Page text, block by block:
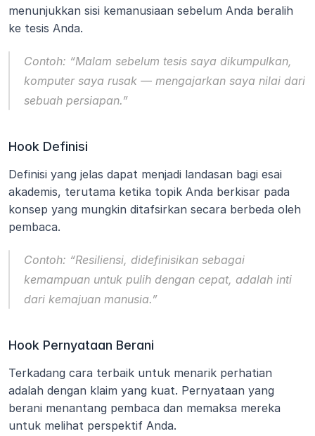
menunjukkan sisi kemanusiaan sebelum Anda beralih
ke tesis Anda.
Contoh: “Malam sebelum tesis saya dikumpulkan,
komputer saya rusak — mengajarkan saya nilai dari
sebuah persiapan.”
Hook Definisi
Definisi yang jelas dapat menjadi landasan bagi esai
akademis, terutama ketika topik Anda berkisar pada
konsep yang mungkin ditafsirkan secara berbeda oleh
pembaca.
Contoh: “Resiliensi, didefinisikan sebagai
kemampuan untuk pulih dengan cepat, adalah inti
dari kemajuan manusia.”
Hook Pernyataan Berani
Terkadang cara terbaik untuk menarik perhatian
adalah dengan klaim yang kuat. Pernyataan yang
berani menantang pembaca dan memaksa mereka
untuk melihat perspektif Anda.